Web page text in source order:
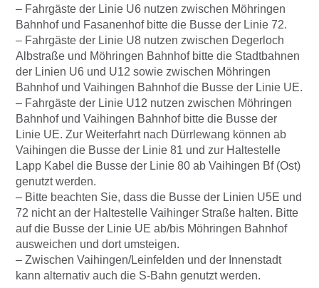
– Fahrgäste der Linie U6 nutzen zwischen Möhringen
Bahnhof und Fasanenhof bitte die Busse der Linie 72.
– Fahrgäste der Linie U8 nutzen zwischen Degerloch
Albstraße und Möhringen Bahnhof bitte die Stadtbahnen
der Linien U6 und U12 sowie zwischen Möhringen
Bahnhof und Vaihingen Bahnhof die Busse der Linie UE.
– Fahrgäste der Linie U12 nutzen zwischen Möhringen
Bahnhof und Vaihingen Bahnhof bitte die Busse der
Linie UE. Zur Weiterfahrt nach Dürrlewang können ab
Vaihingen die Busse der Linie 81 und zur Haltestelle
Lapp Kabel die Busse der Linie 80 ab Vaihingen Bf (Ost)
genutzt werden.
– Bitte beachten Sie, dass die Busse der Linien U5E und
72 nicht an der Haltestelle Vaihinger Straße halten. Bitte
auf die Busse der Linie UE ab/bis Möhringen Bahnhof
ausweichen und dort umsteigen.
– Zwischen Vaihingen/Leinfelden und der Innenstadt
kann alternativ auch die S-Bahn genutzt werden.